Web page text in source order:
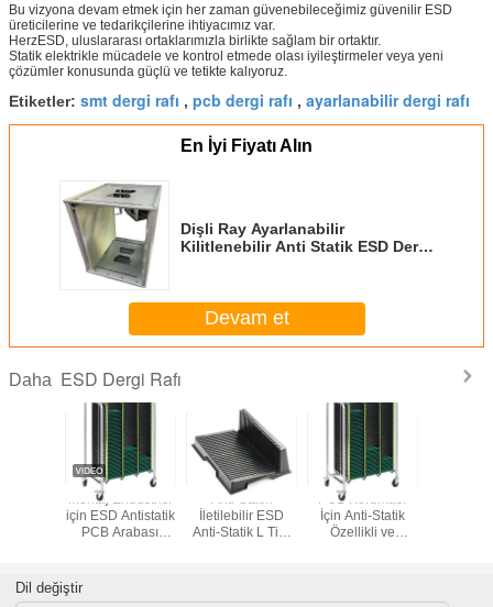
Bu vizyona devam etmek için her zaman güvenebileceğimiz güvenilir ESD
üreticilerine ve tedarikçilerine ihtiyacımız var.
HerzESD, uluslararası ortaklarımızla birlikte sağlam bir ortaktır.
Statik elektrikle mücadele ve kontrol etmede olası iyileştirmeler veya yeni
çözümler konusunda güçlü ve tetikte kalıyoruz.
Etiketler: smt dergi rafı , pcb dergi rafı , ayarlanabilir dergi rafı
En İyi Fiyatı Alın
Dişli Ray Ayarlanabilir
Kilitlenebilir Anti Statik ESD Dergi
Devam et
Daha ESD Dergi Rafı
Montaj Endüstrisi
için ESD Antistatik
PCB Arabası
Anti-Statik
İletilebilir ESD
Anti-Statik L Tipi
PCB Koruması
İçin Anti-Statik
Özellikli ve
Dil değiştir